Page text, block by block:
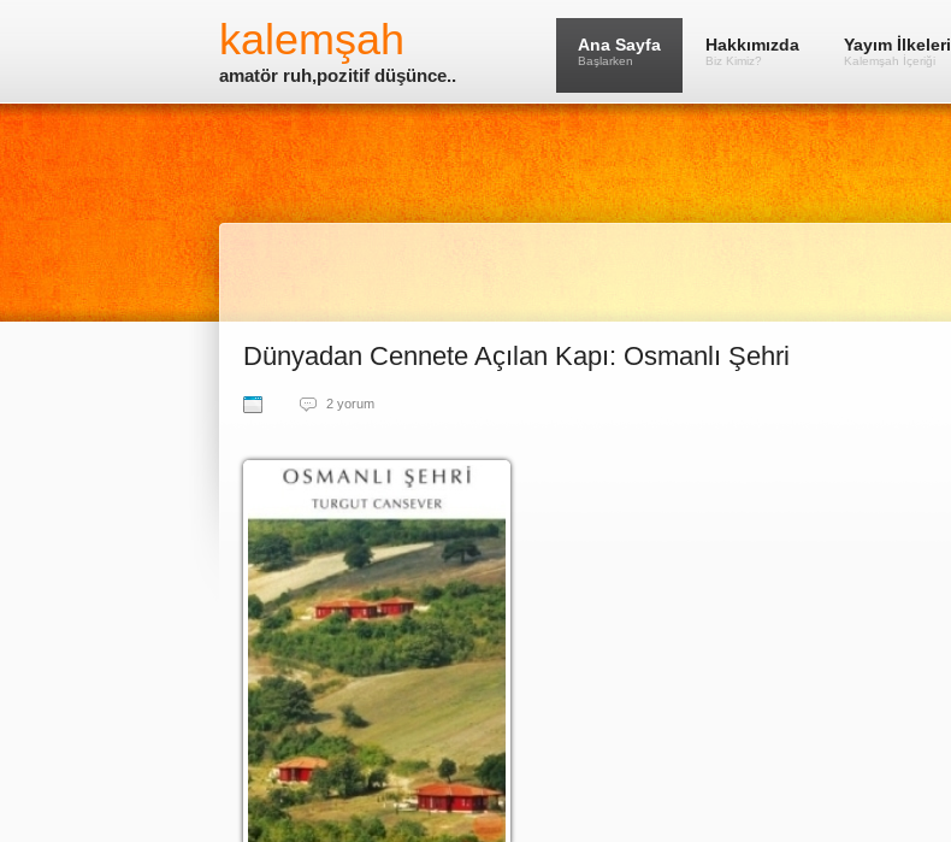
kalemşah
amatör ruh,pozitif düşünce..
Ana Sayfa
Başlarken
Hakkımızda
Biz Kimiz?
Yayım İlkeleri
Kalemşah İçeriği
Dünyadan Cennete Açılan Kapı: Osmanlı Şehri
2 yorum